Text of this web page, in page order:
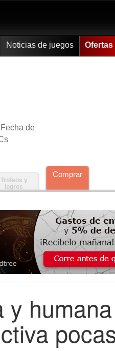
Noticias de juegos Ofertas
de
Trofeos y
logros
Comprar